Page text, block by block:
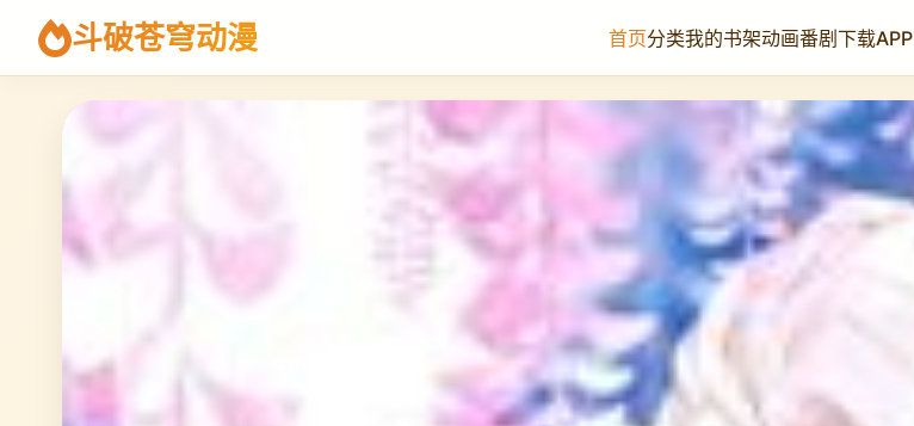
斗破苍穹动漫 首页分类我的书架动画番剧下载APP